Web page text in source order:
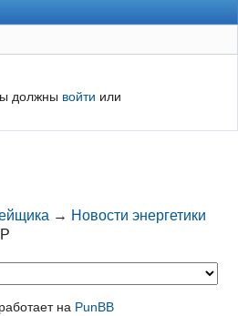
должны войти или
→ Новости энергетики
на PunBB